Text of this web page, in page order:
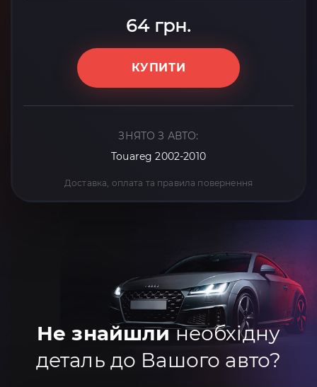
64 грн.
КУПИТИ
ЗНЯТО З АВТО:
Touareg 2002-2010
Доставка, оплата та правила повернення
Не знайшлинеобхідну
деталь до Вашого авто?